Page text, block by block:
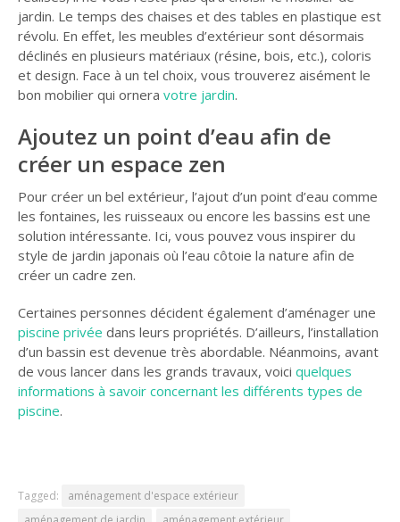
jardin. Le temps des chaises et des tables en plastique est
révolu. En effet, les meubles d’extérieur sont désormais
déclinés en plusieurs matériaux (résine, bois, etc.), coloris
et design. Face à un tel choix, vous trouverez aisément le
bon mobilier qui ornera votre jardin.
Ajoutez un point d’eau afin de
créer un espace zen
Pour créer un bel extérieur, l’ajout d’un point d’eau comme
les fontaines, les ruisseaux ou encore les bassins est une
solution intéressante. Ici, vous pouvez vous inspirer du
style de jardin japonais où l’eau côtoie la nature afin de
créer un cadre zen.
Certaines personnes décident également d’aménager une
piscine privée dans leurs propriétés. D’ailleurs, l’installation
d’un bassin est devenue très abordable. Néanmoins, avant
de vous lancer dans les grands travaux, voici quelques
informations à savoir concernant les différents types de
piscine.
Tagged:
aménagement d'espace extérieur